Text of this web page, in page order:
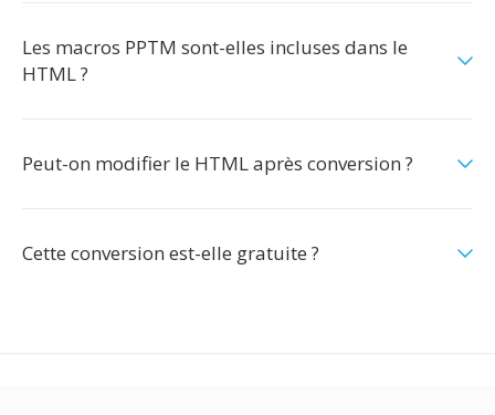
Les macros PPTM sont-elles incluses dans le
HTML ?
Peut-on modifier le HTML après conversion ?
Cette conversion est-elle gratuite ?